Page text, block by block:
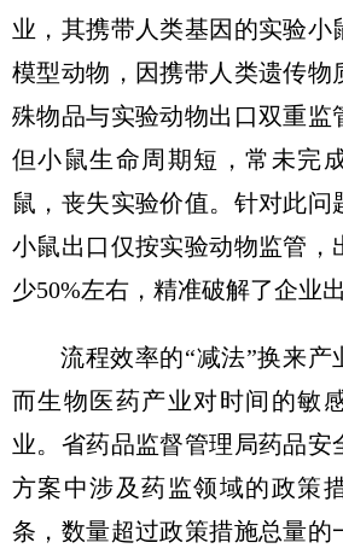
业，其携带人类基因的实验小
模型动物，因携带人类遗传物
殊物品与实验动物出口双重监
但小鼠生命周期短，常未完
鼠，丧失实验价值。针对此问
小鼠出口仅按实验动物监管，
少50%左右，精准破解了企业
流程效率的“减法”换来产
而生物医药产业对时间的敏
业。省药品监督管理局药品安
方案中涉及药监领域的政策
条，数量超过政策措施总量的